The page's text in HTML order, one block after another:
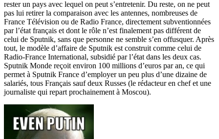
rester un pays avec lequel on peut s’entretenir. Du reste, on ne peut
pas lui retirer la comparaison avec les antennes, nombreuses de
France Télévision ou de Radio France, directement subventionnées
par l’état français et dont le rôle n’est finalement pas différent de
celui de Sputnik, sans que personne ne semble s’en offusquer. Après
tout, le modèle d’affaire de Sputnik est construit comme celui de
Radio-France International, subsidié par l’état dans les deux cas.
Sputnik Monde reçoit environ 100 millions d’euros par an, ce qui
permet à Sputnik France d’employer un peu plus d’une dizaine de
salariés, tous Français sauf deux Russes (le rédacteur en chef et une
journaliste qui repart prochainement à Moscou).